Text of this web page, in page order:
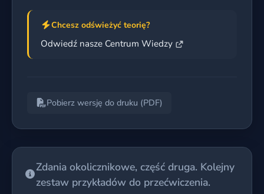
Chcesz odświeżyć teorię?
Odwiedź nasze Centrum Wiedzy
Pobierz wersję do druku (PDF)
Zdania okolicznikowe, część druga. Kolejny
zestaw przykładów do przećwiczenia.